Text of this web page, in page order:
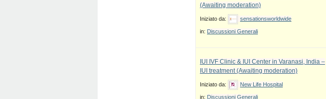
(Awaiting moderation)
Iniziato da: sensationsworldwide
in: Discussioni Generali
IUI IVF Clinic & IUI Center in Varanasi, India –
IUI treatment (Awaiting moderation)
Iniziato da: New Life Hospital
in: Discussioni Generali